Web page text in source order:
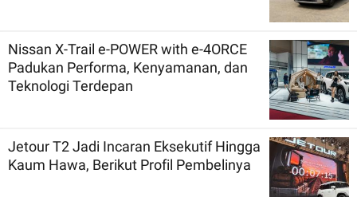
Nissan X-Trail e-POWER with e-4ORCE
Padukan Performa, Kenyamanan, dan
Teknologi Terdepan
Jetour T2 Jadi Incaran Eksekutif Hingga
Kaum Hawa, Berikut Profil Pembelinya